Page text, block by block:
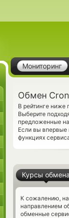
Мониторинг
Обмен
В рейтинге ниже
Выберите
предложенные
Если вы впервые
функциях
Курсы
К сожалению,
направлением
обменные